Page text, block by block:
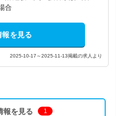
合
を見る
2025-10-17～2025-11-13掲載の求人より
報を見る 1